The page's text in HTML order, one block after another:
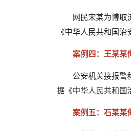
网民宋某为博取流
《中华人民共和国
案例四：王某某
公安机关接报警称
据《中华人民共和国
案例五：石某某